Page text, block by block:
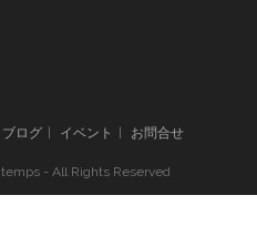
ブログ イベント お問合せ
- All Rights Reserved